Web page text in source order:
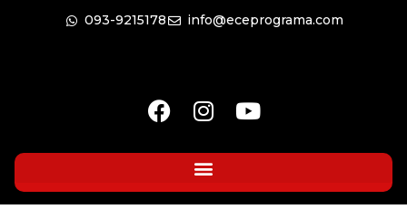
093-9215178 info@eceprograma.com